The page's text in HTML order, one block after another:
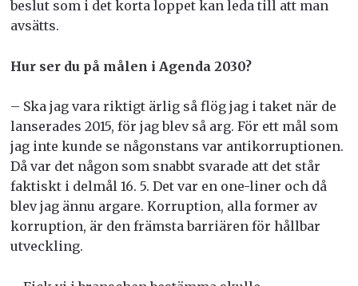
beslut som i det korta loppet kan leda till att man
avsätts.
Hur ser du på målen i Agenda 2030?
– Ska jag vara riktigt ärlig så flög jag i taket när de
lanserades 2015, för jag blev så arg. För ett mål som
jag inte kunde se någonstans var antikorruptionen.
Då var det någon som snabbt svarade att det står
faktiskt i delmål 16. 5. Det var en one-liner och då
blev jag ännu argare. Korruption, alla former av
korruption, är den främsta barriären för hållbar
utveckling.